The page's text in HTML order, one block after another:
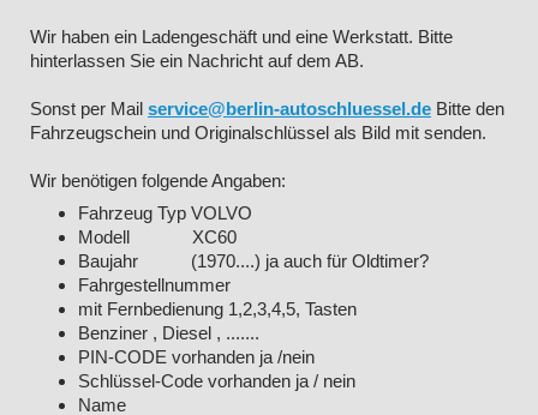
Wir haben ein Ladengeschäft und eine Werkstatt. Bitte
hinterlassen Sie ein Nachricht auf dem AB.
Sonst per Mail service@berlin-autoschluessel.de Bitte den
Fahrzeugschein und Originalschlüssel als Bild mit senden.
Wir benötigen folgende Angaben:
Fahrzeug Typ VOLVO
Modell XC60
Baujahr (1970....) ja auch für Oldtimer?
Fahrgestellnummer
mit Fernbedienung 1,2,3,4,5, Tasten
Benziner , Diesel , .......
PIN-CODE vorhanden ja /nein
Schlüssel-Code vorhanden ja / nein
Name